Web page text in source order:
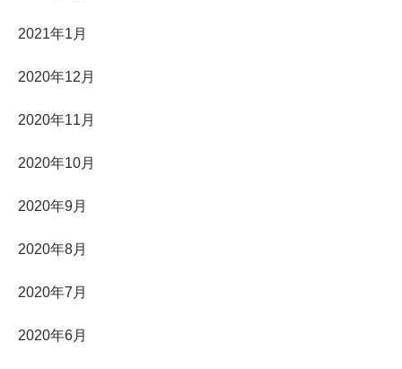
2021年1月
2020年12月
2020年11月
2020年10月
2020年9月
2020年8月
2020年7月
2020年6月